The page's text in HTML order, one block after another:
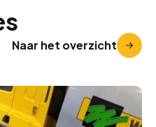
Naar het overzicht